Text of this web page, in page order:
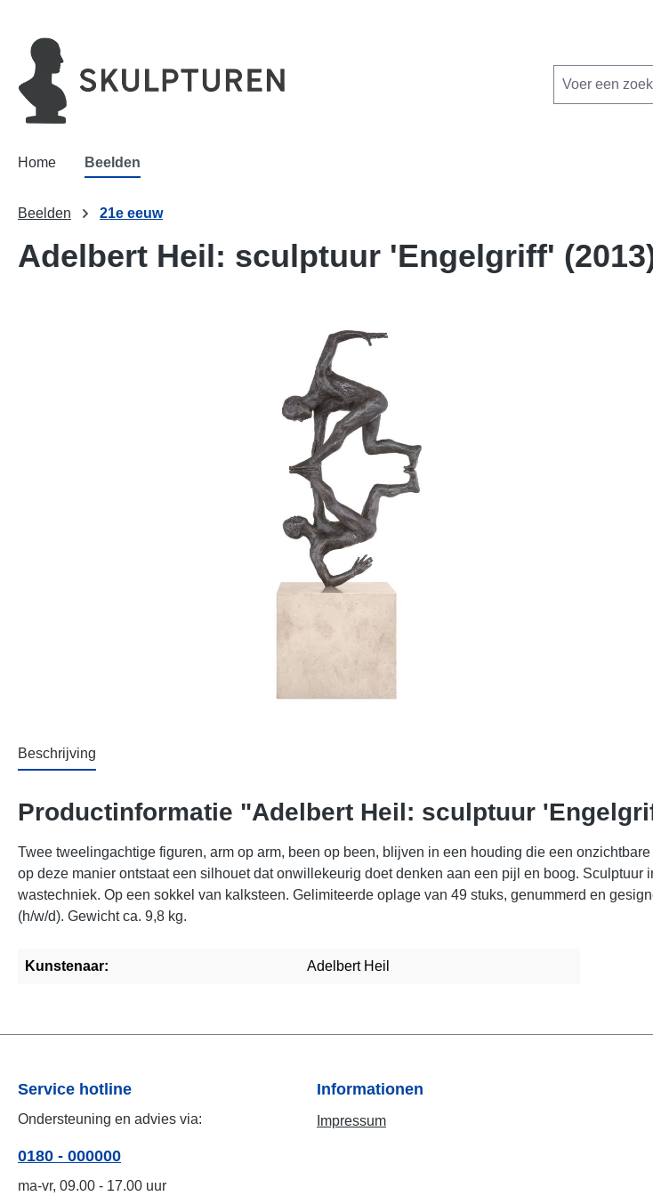
Home Beelden
Beelden 21e eeuw
Adelbert Heil: sculptuur 'Engelgriff'
Beschrijving
Productinformatie "Adelbert Heil: sculptuur
Twee tweelingachtige figuren, arm op arm, been op been, blijven in een houding die een
op deze manier ontstaat een silhouet dat onwillekeurig doet denken aan een pijl en boog.
wastechniek. Op een sokkel van kalksteen. Gelimiteerde oplage van 49 stuks, genummerd en
(h/w/d). Gewicht ca. 9,8 kg.
Kunstenaar: Adelbert Heil
Service hotline
Ondersteuning en advies via:
0180 - 000000
ma-vr, 09.00 - 17.00 uur
Informationen
Impressum